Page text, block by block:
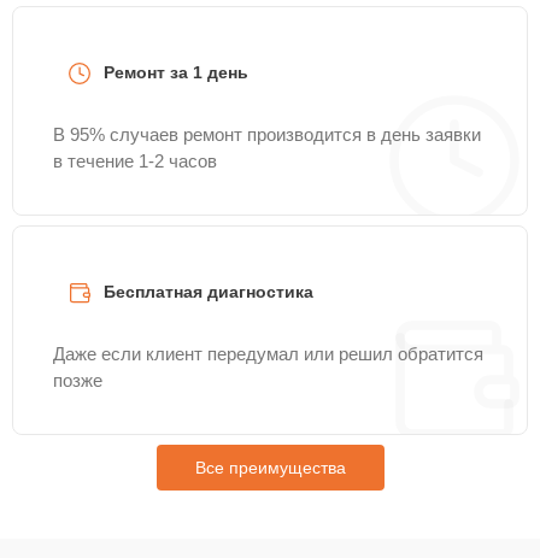
Ремонт за 1 день
В 95% случаев ремонт производится в день заявки
в течение 1-2 часов
Бесплатная диагностика
Даже если клиент передумал или решил обратится
позже
Все преимущества